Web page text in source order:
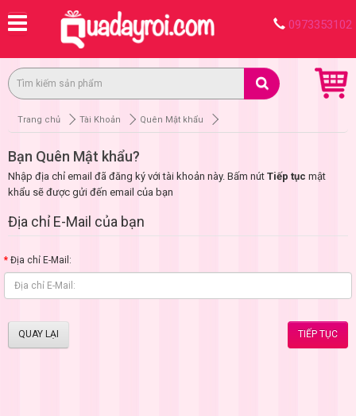
0973353102
Trang chủ Tài Khoản Quên Mật khẩu
Bạn Quên Mật khẩu?
Nhập địa chỉ email đã đăng ký với tài khoản này. Bấm nút Tiếp tục mật
khẩu sẽ được gửi đến email của bạn
Địa chỉ E-Mail của bạn
Địa chỉ E-Mail:
QUAY LẠI